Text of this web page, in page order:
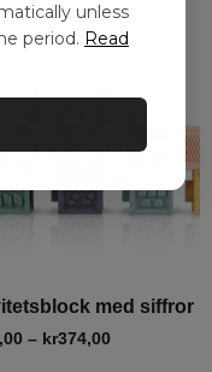
med siffror
– kr374,00
unless
period. Read